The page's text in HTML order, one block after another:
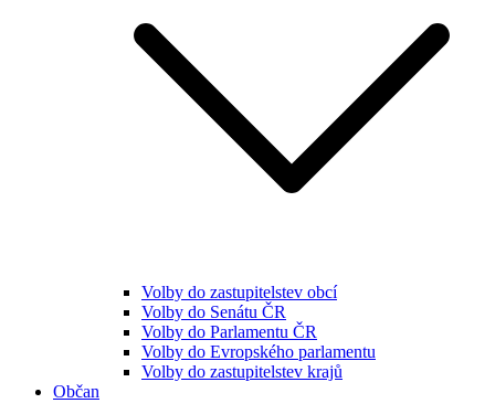
Volby do zastupitelstev obcí
Volby do Senátu ČR
Volby do Parlamentu ČR
Volby do Evropského parlamentu
Volby do zastupitelstev krajů
Občan